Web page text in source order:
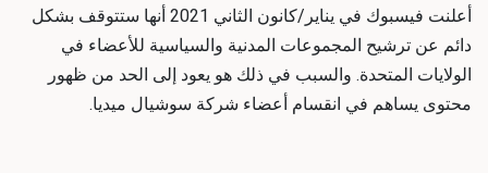
أعلنت فيسبوك في يناير/كانون الثاني 2021 أنها ستتوقف بشكل
دائم عن ترشيح المجموعات المدنية والسياسية للأعضاء في
الولايات المتحدة. والسبب في ذلك هو يعود إلى الحد من ظهور
محتوى يساهم في انقسام أعضاء شركة سوشيال ميديا.